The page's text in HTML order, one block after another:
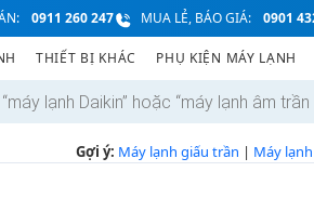
0911 260 247 MUA LẺ, BÁO GIÁ: 0901
THIẾT BỊ KHÁC PHỤ KIỆN MÁY LẠNH
Gợi ý: Máy lạnh giấu trần | Máy